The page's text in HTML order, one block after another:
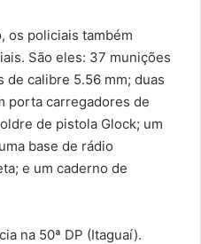
os policiais também
São eles: 37 munições
de calibre 5.56 mm; duas
porta carregadores de
de pistola Glock; um
base de rádio
e um caderno de
na 50ª DP (Itaguaí).